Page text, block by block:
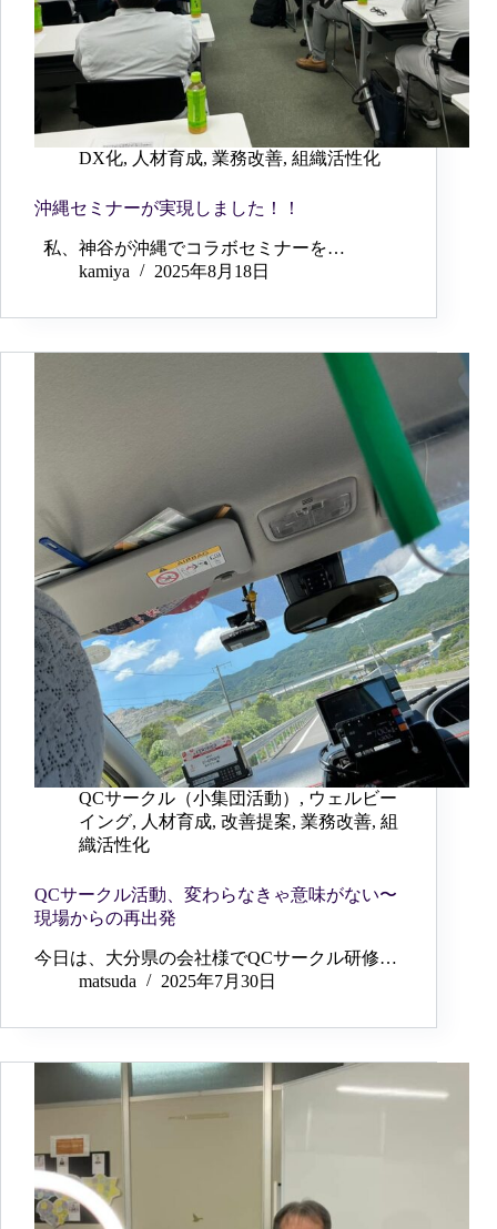
DX化, 人材育成, 業務改善, 組織活性化
沖縄セミナーが実現しました！！
私、神谷が沖縄でコラボセミナーを…
kamiya
2025年8月18日
QCサークル（小集団活動） , ウェルビー
イング, 人材育成, 改善提案, 業務改善, 組
織活性化
QCサークル活動、変わらなきゃ意味がない〜
現場からの再出発
今日は、大分県の会社様でQCサークル研修…
matsuda
2025年7月30日